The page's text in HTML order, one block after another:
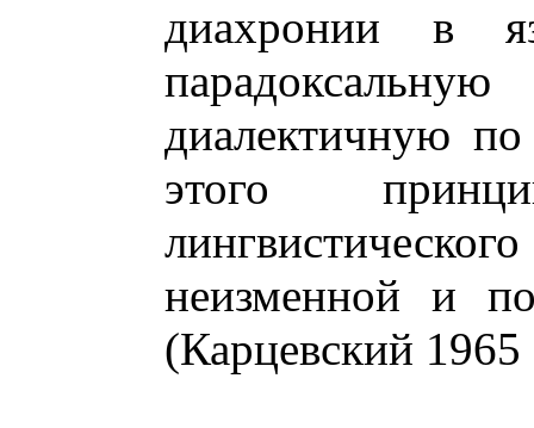
диахронии в
диалектичную
этого
неизменной и
(Карцевский